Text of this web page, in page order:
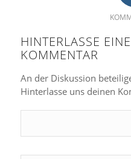
HINTERLASSE
KOMMENTAR
An der Diskussion
Hinterlasse uns deinen